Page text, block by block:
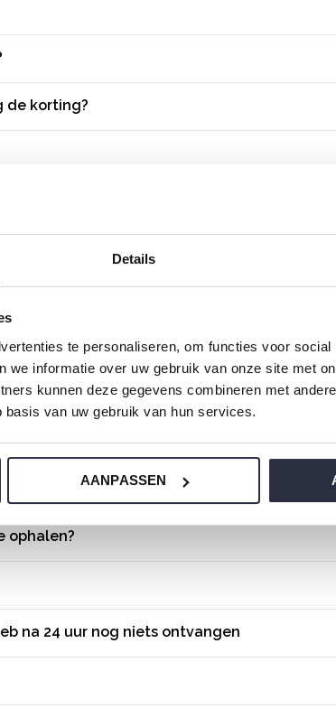
Details
te personaliseren, om functies voor
we informatie over uw gebruik van onze site met
kunnen deze gegevens combineren met
van uw gebruik van hun services.
AANPASSEN
de korting?
mijn bestelling?
ophalen?
na 24 uur nog niets ontvangen